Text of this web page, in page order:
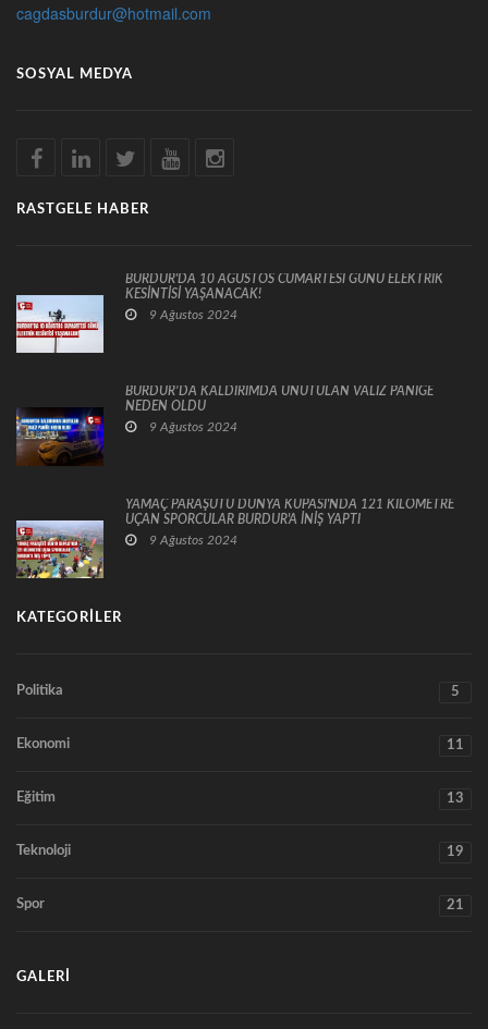
cagdasburdur@hotmail.com
SOSYAL MEDYA
RASTGELE HABER
BURDUR'DA 10 AĞUSTOS CUMARTESİ GÜNÜ ELEKTRİK
KESİNTİSİ YAŞANACAK!
9 Ağustos 2024
BURDUR’DA KALDIRIMDA UNUTULAN VALİZ PANİĞE
NEDEN OLDU
9 Ağustos 2024
YAMAÇ PARAŞÜTÜ DÜNYA KUPASI'NDA 121 KİLOMETRE
UÇAN SPORCULAR BURDUR'A İNİŞ YAPTI
9 Ağustos 2024
KATEGORILER
Politika 5
Ekonomi 11
Eğitim 13
Teknoloji 19
Spor 21
GALERI